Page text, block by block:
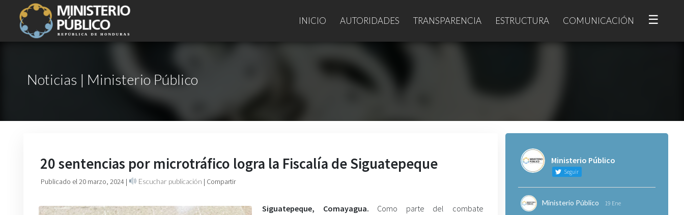
INICIO AUTORIDADES TRANSPARENCIA ESTRUCTURA COMUNICACIÓN ☰
Noticias | Ministerio Público
20 sentencias por microtráfico logra la Fiscalía de Siguatepeque
Publicado el 20 marzo, 2024 | Escuchar publicación | Compartir
Siguatepeque, Comayagua. Como parte del combate
Ministerio Público
Seguir
Ministerio Público 19 Ene